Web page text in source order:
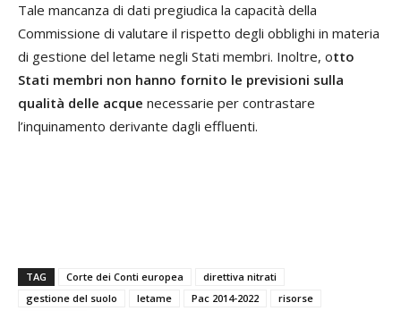
Tale mancanza di dati pregiudica la capacità della
Commissione di valutare il rispetto degli obblighi in materia
di gestione del letame negli Stati membri. Inoltre, otto
Stati membri non hanno fornito le previsioni sulla
qualità delle acque necessarie per contrastare
l’inquinamento derivante dagli effluenti.
TAG Corte dei Conti europea
direttiva nitrati
gestione del suolo
letame Pac 2014-2022
risorse